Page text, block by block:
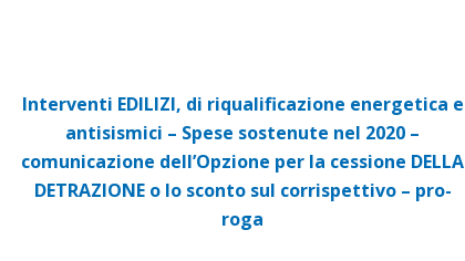
Interventi EDILIZI, di riqualificazione energetica e
antisismici – Spe­se sostenute nel 2020 –
comunicazione dell’Opzione per la ces­sio­ne DELLA
DETRAZIONE o lo sconto sul corrispettivo – pro­
roga